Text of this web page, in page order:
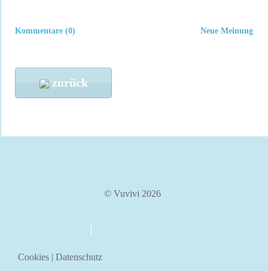
Neue Meinung
Kommentare (0)
zurück
© Vuvivi 2026
Cookies | Datenschutz